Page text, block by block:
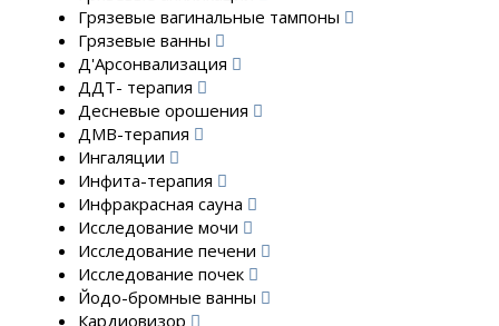
Грязевые вагинальные тампоны
Грязевые ванны
Д'Арсонвализация
ДДТ- терапия
Десневые орошения
ДМВ-терапия
Ингаляции
Инфита-терапия
Инфракрасная сауна
Исследование мочи
Исследование печени
Исследование почек
Йодо-бромные ванны
Кардиовизор